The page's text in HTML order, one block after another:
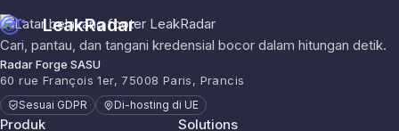
LeakRadar
Cari, pantau, dan tangani kredensial bocor dalam hitungan detik.
Radar Forge SASU
60 rue François 1er, 75008 Paris, Prancis
Sesuai GDPR Di-hosting di UE
Produk Solutions